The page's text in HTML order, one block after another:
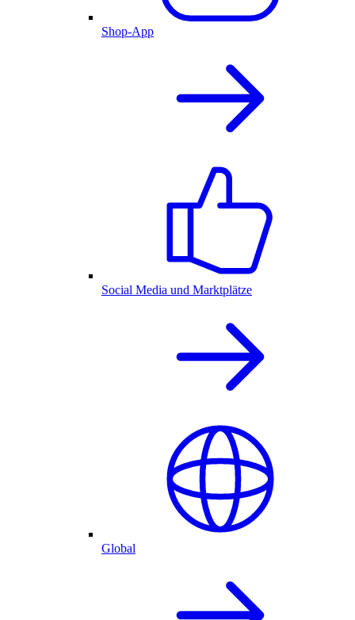
Shop-App
Social Media und Marktplätze
Global